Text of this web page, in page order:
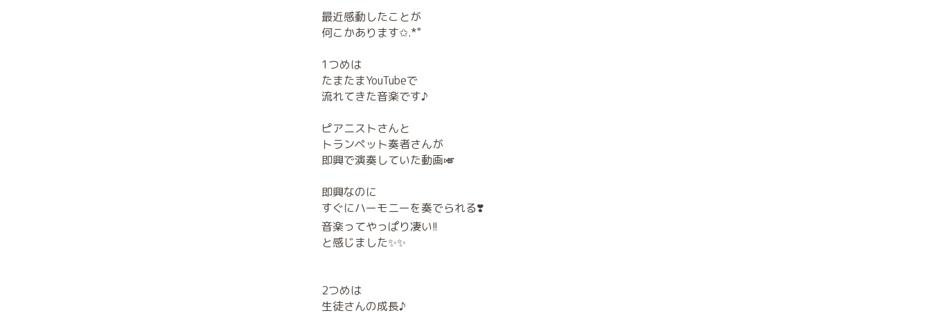
最近感動したことが
何こかあります✩.*˚
1つめは
たまたまYouTubeで
流れてきた音楽です♪
ピアニストさんと
トランペット奏者さんが
即興で演奏していた動画🎺
即興なのに
すぐにハーモニーを奏でられる❣️
音楽ってやっぱり凄い!!
と感じました✨✨
2つめは
生徒さんの成長♪